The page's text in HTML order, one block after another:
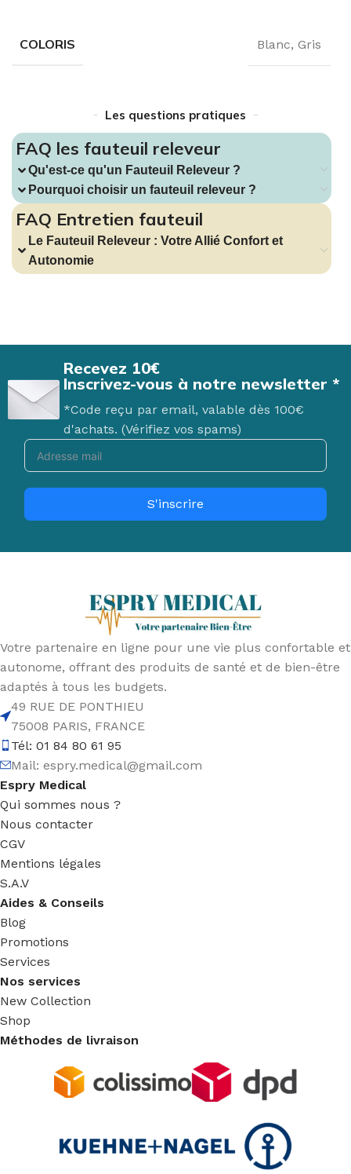
COLORIS Blanc, Gris
Les questions pratiques
FAQ les fauteuil releveur
Qu'est-ce qu'un Fauteuil Releveur ?
Pourquoi choisir un fauteuil releveur ?
FAQ Entretien fauteuil
Le Fauteuil Releveur : Votre Allié Confort et
Autonomie
Recevez 10€
Inscrivez-vous à notre newsletter *
*Code reçu par email, valable dès 100€
d'achats. (Vérifiez vos spams)
S'inscrire
Votre partenaire en ligne pour une vie plus confortable et
autonome, offrant des produits de santé et de bien-être
adaptés à tous les budgets.
49 RUE DE PONTHIEU
75008 PARIS, FRANCE
Tél: 01 84 80 61 95
Mail: espry.medical@gmail.com
Espry Medical
Qui sommes nous ?
Nous contacter
CGV
Mentions légales
S.A.V
Aides & Conseils
Blog
Promotions
Services
Nos services
New Collection
Shop
Méthodes de livraison